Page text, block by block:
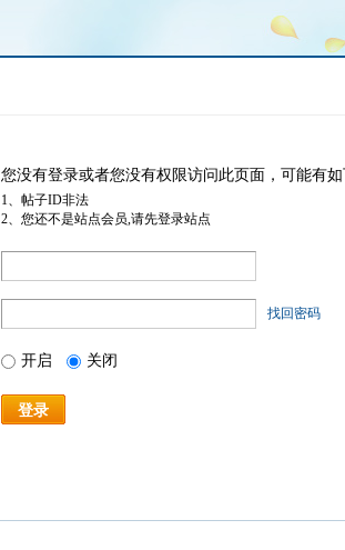
您没有登录或者您没有权限访问此页面，可能有
1、帖子ID非法
2、您还不是站点会员,请先登录站点
找回密码
开启 关闭
登录